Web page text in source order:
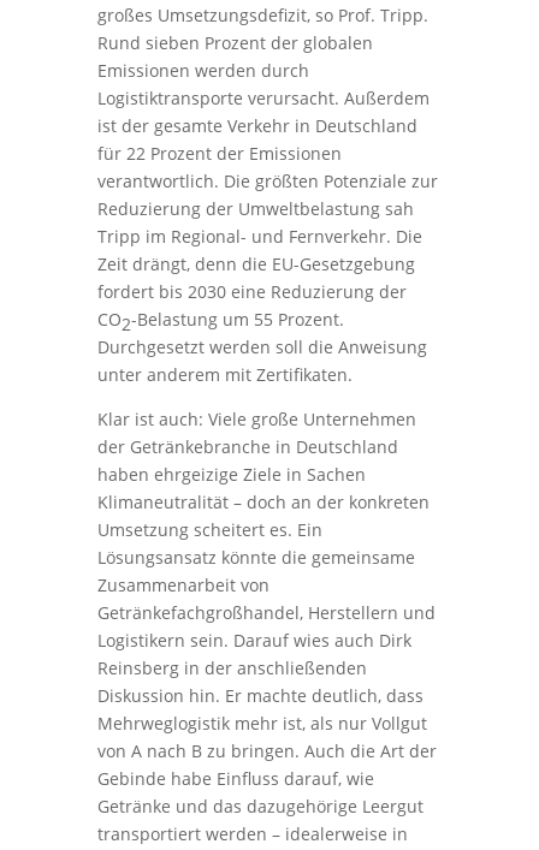
großes Umsetzungsdefizit, so Prof. Tripp.
Rund sieben Prozent der globalen
Emissionen werden durch
Logistiktransporte verursacht. Außerdem
ist der gesamte Verkehr in Deutschland
für 22 Prozent der Emissionen
verantwortlich. Die größten Potenziale zur
Reduzierung der Umweltbelastung sah
Tripp im Regional- und Fernverkehr. Die
Zeit drängt, denn die EU-Gesetzgebung
fordert bis 2030 eine Reduzierung der
CO2-Belastung um 55 Prozent.
Durchgesetzt werden soll die Anweisung
unter anderem mit Zertifikaten.
Klar ist auch: Viele große Unternehmen
der Getränkebranche in Deutschland
haben ehrgeizige Ziele in Sachen
Klimaneutralität – doch an der konkreten
Umsetzung scheitert es. Ein
Lösungsansatz könnte die gemeinsame
Zusammenarbeit von
Getränkefachgroßhandel, Herstellern und
Logistikern sein. Darauf wies auch Dirk
Reinsberg in der anschließenden
Diskussion hin. Er machte deutlich, dass
Mehrweglogistik mehr ist, als nur Vollgut
von A nach B zu bringen. Auch die Art der
Gebinde habe Einfluss darauf, wie
Getränke und das dazugehörige Leergut
transportiert werden – idealerweise in